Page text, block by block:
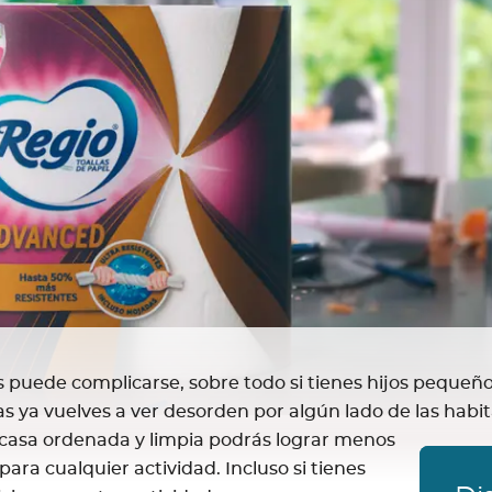
complicarse, sobre todo si tienes hijos
ya vuelves a ver desorden por algún lado de las
ordenada y limpia podrás lograr menos
cualquier actividad. Incluso si tienes